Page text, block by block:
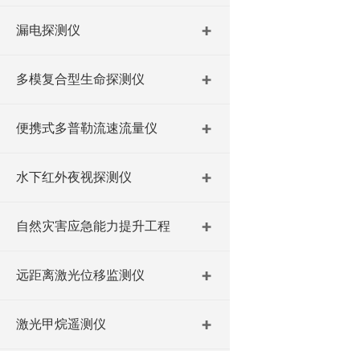
漏电探测仪
多模复合型生命探测仪
便携式多普勒流速流量仪
水下红外夜视探测仪
自然灾害应急能力提升工程
远距离激光位移监测仪
激光甲烷遥测仪